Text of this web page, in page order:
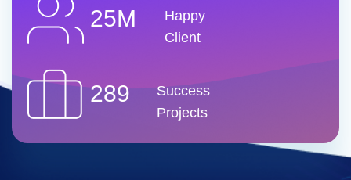
25M
Happy
Client
289
Success
Projects